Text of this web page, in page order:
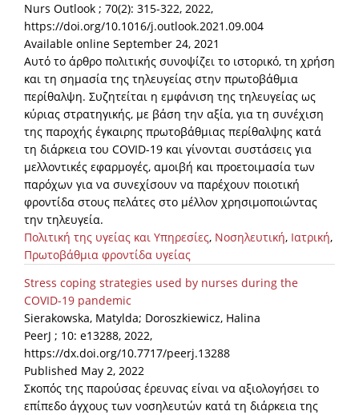
Nurs Outlook ; 70(2): 315-322, 2022,
https://doi.org/10.1016/j.outlook.2021.09.004
Available online September 24, 2021
Αυτό το άρθρο πολιτικής συνοψίζει το ιστορικό, τη χρήση
και τη σημασία της τηλευγείας στην πρωτοβάθμια
περίθαλψη. Συζητείται η εμφάνιση της τηλευγείας ως
κύριας στρατηγικής, με βάση την αξία, για τη συνέχιση
της παροχής έγκαιρης πρωτοβάθμιας περίθαλψης κατά
τη διάρκεια του COVID-19 και γίνονται συστάσεις για
μελλοντικές εφαρμογές, αμοιβή και προετοιμασία των
παρόχων για να συνεχίσουν να παρέχουν ποιοτική
φροντίδα στους πελάτες στο μέλλον χρησιμοποιώντας
την τηλευγεία.
Πολιτική της υγείας και Υπηρεσίες, Νοσηλευτική, Ιατρική,
Πρωτοβάθμια φροντίδα υγείας
Stress coping strategies used by nurses during the
COVID-19 pandemic
Sierakowska, Matylda; Doroszkiewicz, Halina
PeerJ ; 10: e13288, 2022,
https://dx.doi.org/10.7717/peerj.13288
Published May 2, 2022
Σκοπός της παρούσας έρευνας είναι να αξιολογήσει το
επίπεδο άγχους των νοσηλευτών κατά τη διάρκεια της